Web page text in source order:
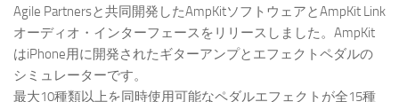
Agile Partnersと共同開発したAmpKitソフトウェアとAmpKit Link
オーディオ・インターフェースをリリースしました。AmpKit
はiPhone用に開発されたギターアンプとエフェクトペダルの
シミュレーターです。
最大10種類以上を同時使用可能なペダルエフェクトが全15種